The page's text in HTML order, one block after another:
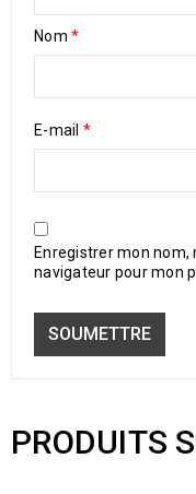
Nom *
E-mail *
Enregistrer mon
navigateur pour mon
PRODUITS